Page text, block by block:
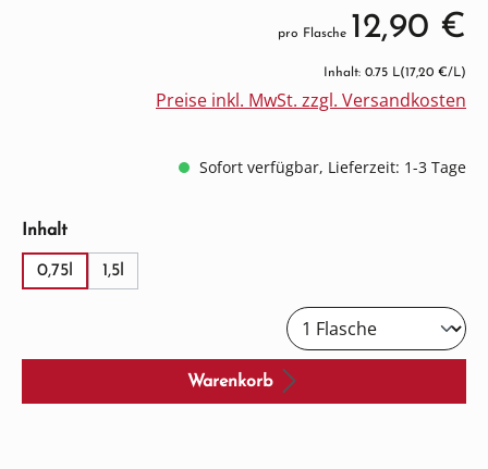
pro Flasche 12,90 €
Inhalt: 0.75 L(17,20 €/L)
Preise inkl. MwSt. zzgl. Versandkosten
Sofort verfügbar, Lieferzeit: 1-3 Tage
Inhaltauswählen
0,75l 1,5l
Warenkorb